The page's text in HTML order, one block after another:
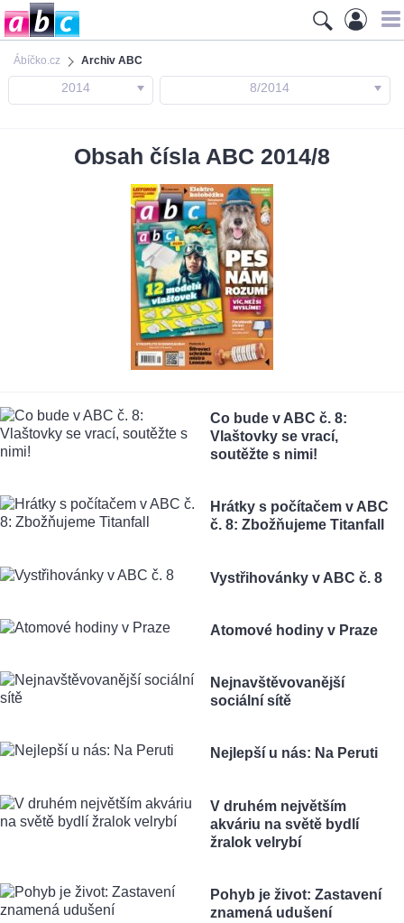
Ábíčko.cz Archiv ABC
2014 8/2014
Obsah čísla ABC 2014/8
Co bude v ABC č. 8:
Vlaštovky se vrací,
soutěžte s nimi!
Hrátky s počítačem v ABC
č. 8: Zbožňujeme Titanfall
Vystřihovánky v ABC č. 8
Atomové hodiny v Praze
Nejnavštěvovanější
sociální sítě
Nejlepší u nás: Na Peruti
V druhém největším
akváriu na světě bydlí
žralok velrybí
Pohyb je život: Zastavení
znamená udušení